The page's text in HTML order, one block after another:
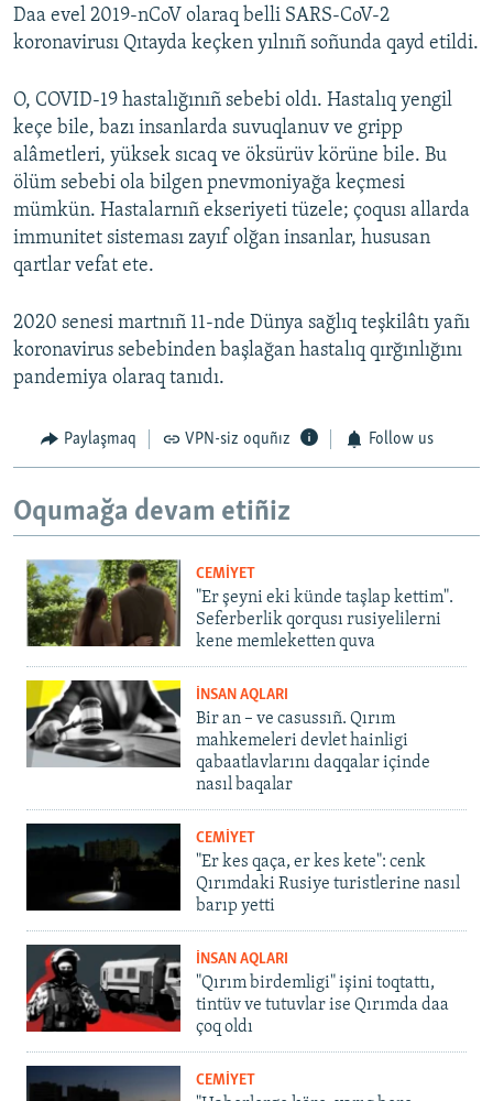
Daa evel 2019-nCoV olaraq belli SARS-CoV-2
koronavirusı Qıtayda keçken yılnıñ soñunda qayd etildi.
O, COVID-19 hastalığınıñ sebebi oldı. Hastalıq yengil
keçe bile, bazı insanlarda suvuqlanuv ve gripp
alâmetleri, yüksek sıcaq ve öksürüv körüne bile. Bu
ölüm sebebi ola bilgen pnevmoniyağa keçmesi
mümkün. Hastalarnıñ ekseriyeti tüzele; çoqusı allarda
immunitet sisteması zayıf olğan insanlar, hususan
qartlar vefat ete.
2020 senesi martnıñ 11-nde Dünya sağlıq teşkilâtı yañı
koronavirus sebebinden başlağan hastalıq qırğınlığını
pandemiya olaraq tanıdı.
Paylaşmaq VPN-siz oquñız Follow us
Oqumağa devam etiñiz
CEMİYET
"Er şeyni eki künde taşlap kettim".
Seferberlik qorqusı rusiyelilerni
kene memleketten quva
İNSAN AQLARI
Bir an – ve casussıñ. Qırım
mahkemeleri devlet hainligi
qabaatlavlarını daqqalar içinde
nasıl baqalar
CEMİYET
"Er kes qaça, er kes kete": cenk
Qırımdaki Rusiye turistlerine nasıl
barıp yetti
İNSAN AQLARI
"Qırım birdemligi" işini toqtattı,
tintüv ve tutuvlar ise Qırımda daa
çoq oldı
CEMİYET